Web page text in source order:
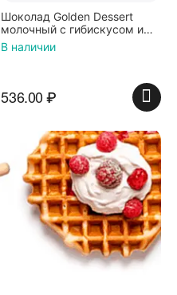
Шоколад Golden Dessert
молочный с гибискусом и
карамельной крошкой (ЖАР
ПТИЦА) 100г
В наличии
536.00₽